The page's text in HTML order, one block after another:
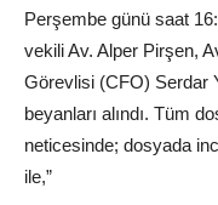
Perşembe günü saat
vekili Av. Alper Pirşen,
Görevlisi (CFO) Serdar
beyanları alındı. Tüm
neticesinde; dosyada
ile,”